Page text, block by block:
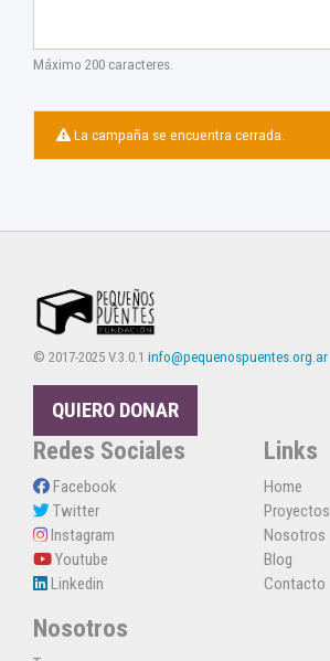
Máximo 200 caracteres.
La campaña se encuentra cerrada.
© 2017-2025 V.3.0.1 info@pequenospuentes.org.ar
QUIERO DONAR
Redes Sociales
Facebook
Twitter
Instagram
Youtube
Linkedin
Links
Home
Proyectos
Nosotros
Blog
Contacto
Nosotros